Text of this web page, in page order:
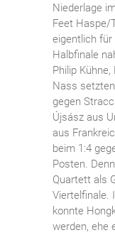
Niederlage
Feet Haspe/
eigentlich
Halbfinale
Philip
Nass
gegen
Újsász aus
aus
beim 1:4
Posten.
Quartett als
Viertelfinale.
konnte
werden, ehe